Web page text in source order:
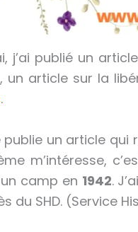
j’ai publié un
un article sur la
.
publie un article
m’intéresse,
camp en 1942.
du SHD. (Service